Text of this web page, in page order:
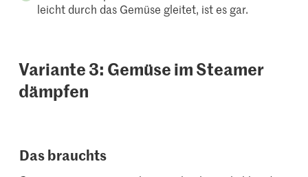
leicht durch das Gemüse gleitet, ist es gar.
Variante 3: Gemüse im Steamer
dämpfen
Das brauchts